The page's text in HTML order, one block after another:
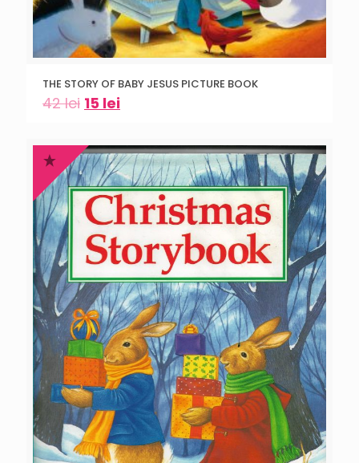
THE STORY OF BABY JESUS PICTURE BOOK
42lei 15 lei